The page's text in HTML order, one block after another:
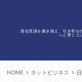
潜在意識を書き換え、引き寄せ
へと導くコ
HOME ネットビジネス